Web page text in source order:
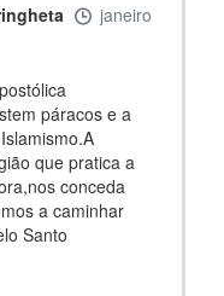
janeiro
páracos e a
que pratica a
conceda
a caminhar
Santo